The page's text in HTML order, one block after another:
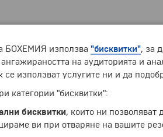
БОХЕМИЯ използва "бисквитки", за
на аудиторията и
се използват услугите ни и да
категории "бисквитки":
бисквитки, които ни позволяват
ви при отваряне на вашите